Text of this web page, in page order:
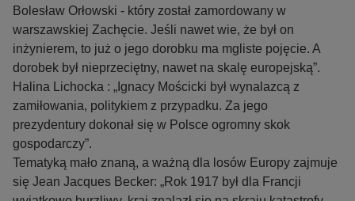
Bolesław Orłowski - który został zamordowany w
warszawskiej Zachęcie. Jeśli nawet wie, że był on
inżynierem, to już o jego dorobku ma mgliste pojęcie. A
dorobek był nieprzeciętny, nawet na skalę europejską”.
Halina Lichocka : „Ignacy Mościcki był wynalazcą z
zamiłowania, politykiem z przypadku. Za jego
prezydentury dokonał się w Polsce ogromny skok
gospodarczy”.
Tematyką mało znaną, a ważną dla losów Europy zajmuje
się Jean Jacques Becker: „Rok 1917 był dla Francji